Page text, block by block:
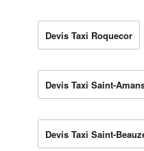
Devis Taxi Roquecor
Devis Taxi Saint-
Devis Taxi Saint-